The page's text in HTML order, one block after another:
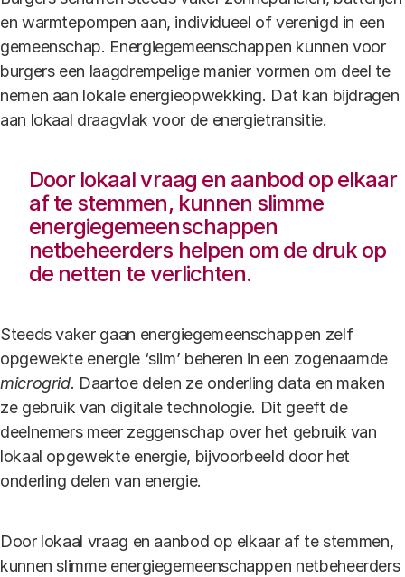
en warmtepompen aan, individueel of verenigd in een
gemeenschap. Energiegemeenschappen kunnen voor
burgers een laagdrempelige manier vormen om deel te
nemen aan lokale energieopwekking. Dat kan bijdragen
aan lokaal draagvlak voor de energietransitie.
Door lokaal vraag en aanbod op elkaar
af te stemmen, kunnen slimme
energiegemeenschappen
netbeheerders helpen om de druk op
de netten te verlichten.
Steeds vaker gaan energiegemeenschappen zelf
opgewekte energie ‘slim’ beheren in een zogenaamde
microgrid. Daartoe delen ze onderling data en maken
ze gebruik van digitale technologie. Dit geeft de
deelnemers meer zeggenschap over het gebruik van
lokaal opgewekte energie, bijvoorbeeld door het
onderling delen van energie.
Door lokaal vraag en aanbod op elkaar af te stemmen,
kunnen slimme energiegemeenschappen netbeheerders